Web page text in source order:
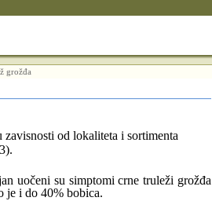
grožđa
od lokaliteta i sortimenta
uočeni su simptomi crne truleži grožđa
je i do 40% bobica.